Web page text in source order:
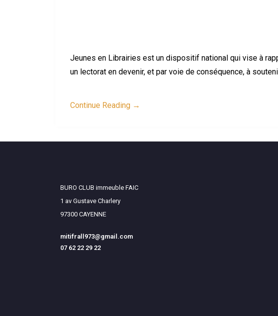
Jeunes en Librairies est un dispositif national qui vise à
un lectorat en devenir, et par voie de conséquence, à
Continue Reading →
BURO CLUB immeuble FAIC
1 av Gustave Charlery
97300 CAYENNE
mitifrall973@gmail.com
07 62 22 29 22